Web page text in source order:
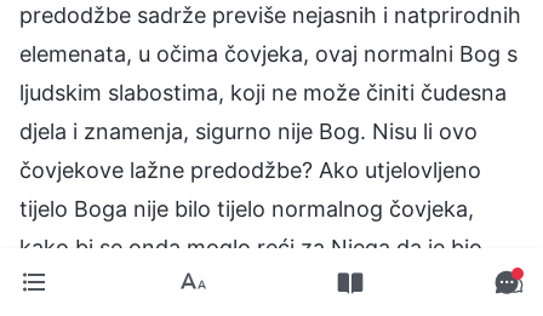
predodžbe sadrže previše nejasnih i natprirodnih
elemenata, u očima čovjeka, ovaj normalni Bog s
ljudskim slabostima, koji ne može činiti čudesna
djela i znamenja, sigurno nije Bog. Nisu li ovo
čovjekove lažne predodžbe? Ako utjelovljeno
tijelo Boga nije bilo tijelo normalnog čovjeka,
kako bi se onda moglo reći za Njega da je bio
utjelovljen? Biti od tijela znači biti običan,